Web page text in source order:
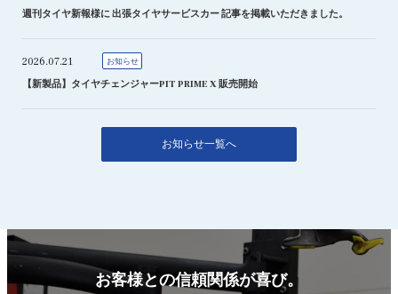
週刊タイヤ新報様に 出張タイヤサービスカー 記事を掲載いただきました。
2026.07.21 お知らせ
【新製品】タイヤチェンジャーPIT PRIME X 販売開始
お知らせ一覧へ
お客様との信頼関係が喜び。